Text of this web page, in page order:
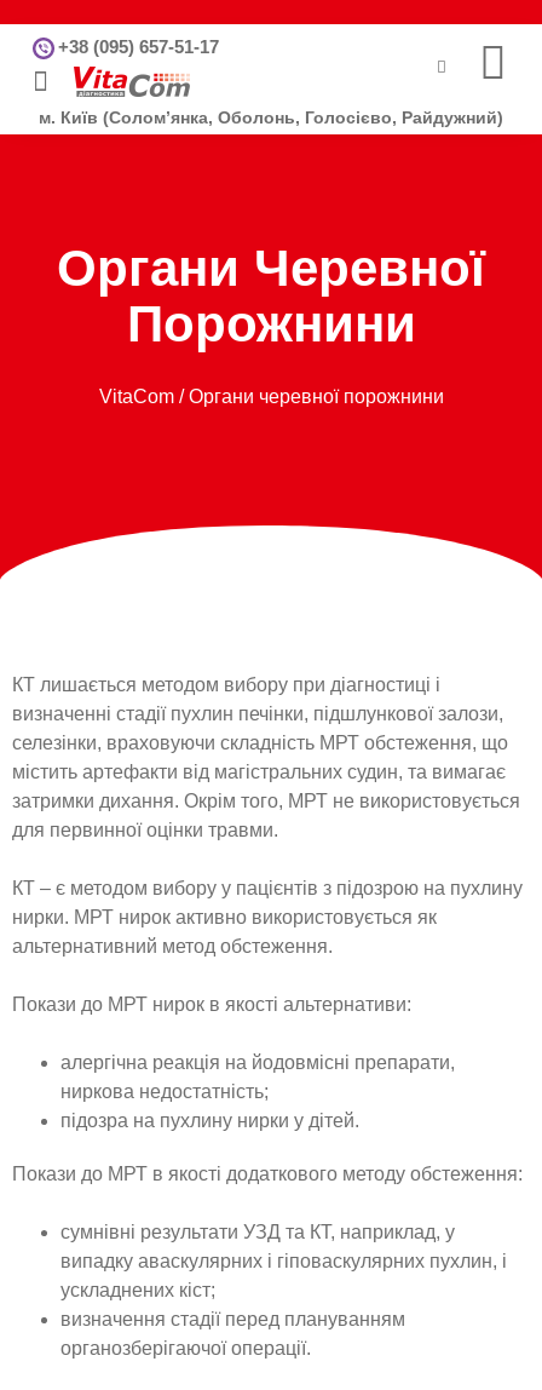
+38 (095) 657-51-17
м. Київ (Солом’янка, Оболонь, Голосієво, Райдужний)
Органи Черевної
Порожнини
VitaCom/Органи черевної порожнини
КТ лишається методом вибору при діагностиці і
визначенні стадії пухлин печінки, підшлункової залози,
селезінки, враховуючи складність МРТ обстеження, що
містить артефакти від магістральних судин, та вимагає
затримки дихання. Окрім того, МРТ не використовується
для первинної оцінки травми.
КТ – є методом вибору у пацієнтів з підозрою на пухлину
нирки. МРТ нирок активно використовується як
альтернативний метод обстеження.
Покази до МРТ нирок в якості альтернативи:
алергічна реакція на йодовмісні препарати,
ниркова недостатність;
підозра на пухлину нирки у дітей.
Покази до МРТ в якості додаткового методу обстеження:
сумнівні результати УЗД та КТ, наприклад, у
випадку аваскулярних і гіповаскулярних пухлин, і
ускладнених кіст;
визначення стадії перед плануванням
органозберігаючої операції.